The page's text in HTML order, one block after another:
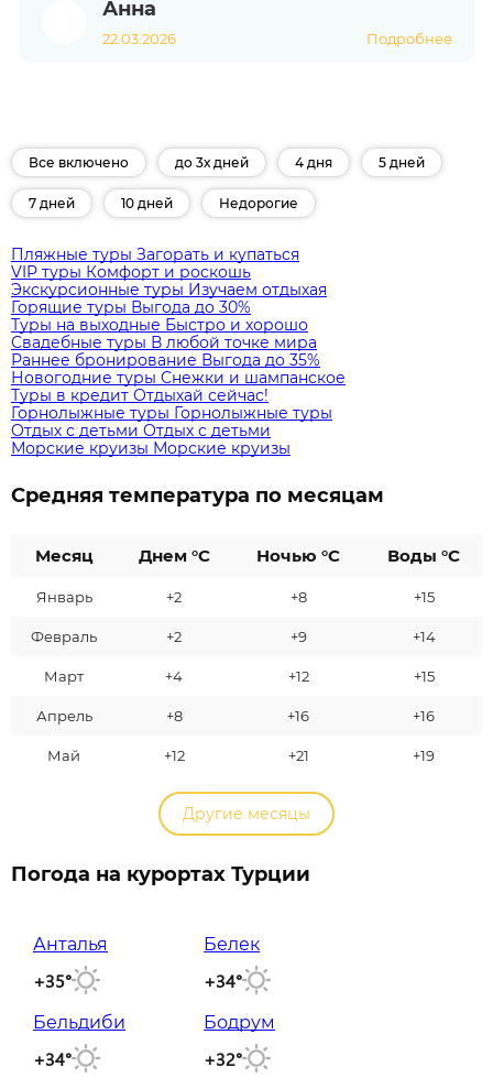
Анна
22.03.2026 Подробнее
Все включено до 3х дней 4 дня 5 дней
7 дней 10 дней Недорогие
Пляжные туры Загорать и купаться
VIP туры Комфорт и роскошь
Экскурсионные туры Изучаем отдыхая
Горящие туры Выгода до 30%
Туры на выходные Быстро и хорошо
Свадебные туры В любой точке мира
Раннее бронирование Выгода до 35%
Новогодние туры Снежки и шампанское
Туры в кредит Отдыхай сейчас!
Горнолыжные туры Горнолыжные туры
Отдых с детьми Отдых с детьми
Морские круизы Морские круизы
Средняя температура по месяцам
Месяц Днем °C Ночью °C Воды °C
Январь +2 +8 +15
Февраль +2 +9 +14
Март +4 +12 +15
Апрель +8 +16 +16
Май +12 +21 +19
Другие месяцы
Погода на курортах Турции
Анталья
+35°
Белек
+34°
Бельдиби
+34°
Бодрум
+32°